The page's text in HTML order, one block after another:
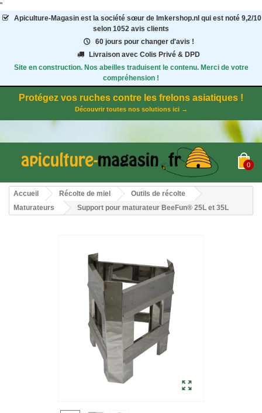
"
Apiculture-Magasinest la société sœur de Imkershop.nl qui est noté 9,2/10
selon 1052 avis clients
60 jours pour changer d'avis !
Livraison avec Colis Privé & DPD
Site en construction. Nos abeilles traduisent le contenu. Merci de votre
compréhension !
Protégez vos ruches contre les frelons asiatiques !
Découvrir toutes nos solutions ici →
0
Accueil Récolte de miel
Outils de récolte
Maturateurs
Support pour maturateur BeeFun® 25L et 35L